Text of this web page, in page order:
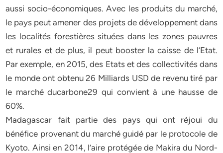
aussi socio-économiques. Avec les produits du marché,
le pays peut amener des projets de développement dans
les localités forestières situées dans les zones pauvres
et rurales et de plus, il peut booster la caisse de l’Etat.
Par exemple, en 2015, des Etats et des collectivités dans
le monde ont obtenu 26 Milliards USD de revenu tiré par
le marché ducarbone29 qui convient à une hausse de
60%.
Madagascar fait partie des pays qui ont réjoui du
bénéfice provenant du marché guidé par le protocole de
Kyoto. Ainsi en 2014, l’aire protégée de Makira du Nord-